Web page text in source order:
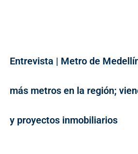
Entrevista | Metro de
más metros en la región;
y proyectos inmobiliarios